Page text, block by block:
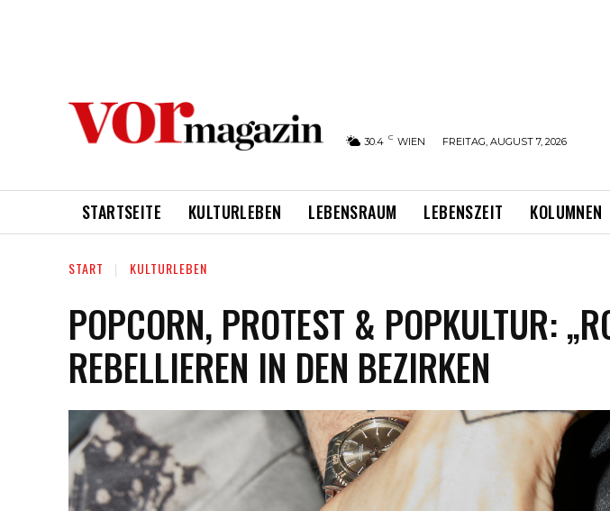
30.4 C WIEN FREITAG, AUGUST 7, 2026
STARTSEITE KULTURLEBEN LEBENSRAUM LEBENSZEIT KOLUMNEN
START KULTURLEBEN
POPCORN, PROTEST & POPKULTUR:
REBELLIEREN IN DEN BEZIRKEN